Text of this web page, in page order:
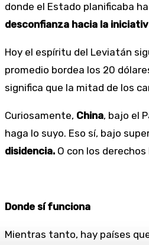
donde el Estado planificaba
desconfianza hacia la
Hoy el espíritu del Leviatán
promedio bordea los 20
significa que la mitad de los
Curiosamente, China, bajo el
haga lo suyo. Eso sí, bajo
disidencia. O con los
Donde sí funciona
Mientras tanto, hay países